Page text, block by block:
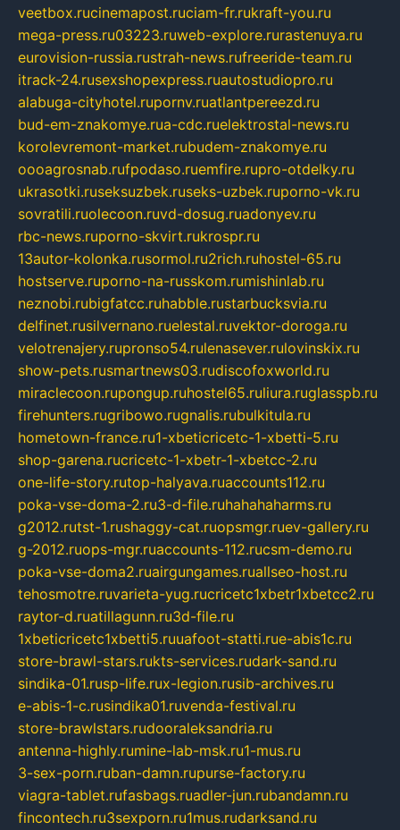
veetbox.rucinemapost.ruciam-fr.rukraft-you.ru
mega-press.ru03223.ruweb-explore.rurastenuya.ru
eurovision-russia.rustrah-news.rufreeride-team.ru
itrack-24.rusexshopexpress.ruautostudiopro.ru
alabuga-cityhotel.rupornv.ruatlantpereezd.ru
bud-em-znakomye.rua-cdc.ruelektrostal-news.ru
korolevremont-market.rubudem-znakomye.ru
oooagrosnab.rufpodaso.ruemfire.rupro-otdelky.ru
ukrasotki.ruseksuzbek.ruseks-uzbek.ruporno-vk.ru
sovratili.ruolecoon.ruvd-dosug.ruadonyev.ru
rbc-news.ruporno-skvirt.rukrospr.ru
13autor-kolonka.rusormol.ru2rich.ruhostel-65.ru
hostserve.ruporno-na-russkom.rumishinlab.ru
neznobi.rubigfatcc.ruhabble.rustarbucksvia.ru
delfinet.rusilvernano.ruelestal.ruvektor-doroga.ru
velotrenajery.rupronso54.rulenasever.rulovinskix.ru
show-pets.rusmartnews03.rudiscofoxworld.ru
miraclecoon.rupongup.ruhostel65.ruliura.ruglasspb.ru
firehunters.rugribowo.rugnalis.rubulkitula.ru
hometown-france.ru1-xbeticricetc-1-xbetti-5.ru
shop-garena.rucricetc-1-xbetr-1-xbetcc-2.ru
one-life-story.rutop-halyava.ruaccounts112.ru
poka-vse-doma-2.ru3-d-file.ruhahahaharms.ru
g2012.rutst-1.rushaggy-cat.ruopsmgr.ruev-gallery.ru
g-2012.ruops-mgr.ruaccounts-112.rucsm-demo.ru
poka-vse-doma2.ruairgungames.ruallseo-host.ru
tehosmotre.ruvarieta-yug.rucricetc1xbetr1xbetcc2.ru
raytor-d.ruatillagunn.ru3d-file.ru
1xbeticricetc1xbetti5.ruuafoot-statti.rue-abis1c.ru
store-brawl-stars.rukts-services.rudark-sand.ru
sindika-01.rusp-life.rux-legion.rusib-archives.ru
e-abis-1-c.rusindika01.ruvenda-festival.ru
store-brawlstars.rudooraleksandria.ru
antenna-highly.rumine-lab-msk.ru1-mus.ru
3-sex-porn.ruban-damn.rupurse-factory.ru
viagra-tablet.rufasbags.ruadler-jun.rubandamn.ru
fincontech.ru3sexporn.ru1mus.rudarksand.ru